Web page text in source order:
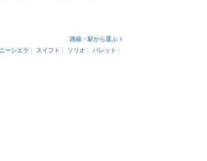
路線・駅から選ぶ
ーシエラ スイフト ソリオ
パレット